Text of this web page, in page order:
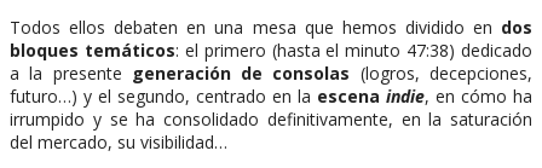
Todos ellos debaten en una mesa que hemos dividido en dos
bloques temáticos: el primero (hasta el minuto 47:38) dedicado
a la presente generación de consolas (logros, decepciones,
futuro…) y el segundo, centrado en la escena indie, en cómo ha
irrumpido y se ha consolidado definitivamente, en la saturación
del mercado, su visibilidad…